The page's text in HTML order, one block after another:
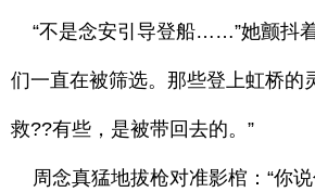
“不是念安引导登船……”她颤抖
们一直在被筛选。那些登上虹桥的
救??有些，是被带回去的。”
周念真猛地拔枪对准影棺：“你说